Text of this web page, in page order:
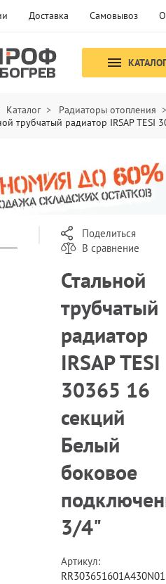
Доставка Самовывоз
Каталог Радиаторы отопления
трубчатый радиатор IRSAP
Поделиться
В сравнение
Стальной
трубчатый
радиатор
IRSAP TESI
30365 16
секций
Белый
боковое
3/4"
Артикул:
RR303651601A430N01